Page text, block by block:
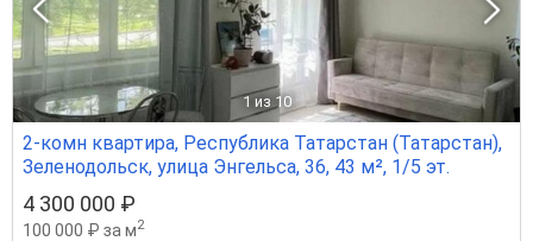
1 из 10
2-комн квартира, Республика Татарстан (Татарстан),
Зеленодольск, улица Энгельса, 36, 43 м², 1/5 эт.
4 300 000 ₽
100 000 ₽ за м2